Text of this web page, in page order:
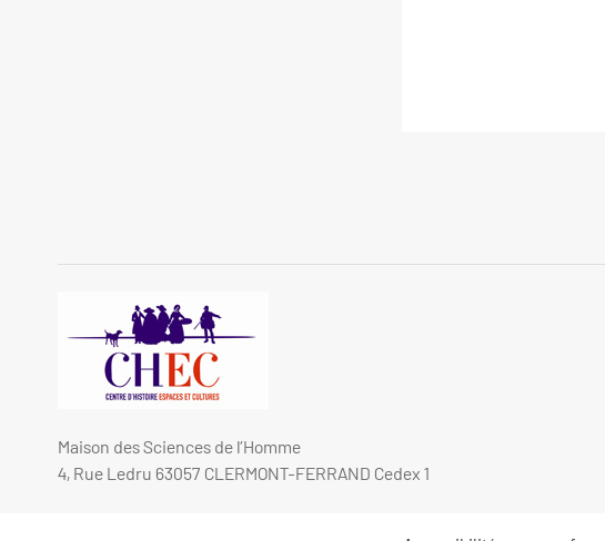
Maison des Sciences de l’Homme
4, Rue Ledru 63057 CLERMONT-FERRAND Cedex 1